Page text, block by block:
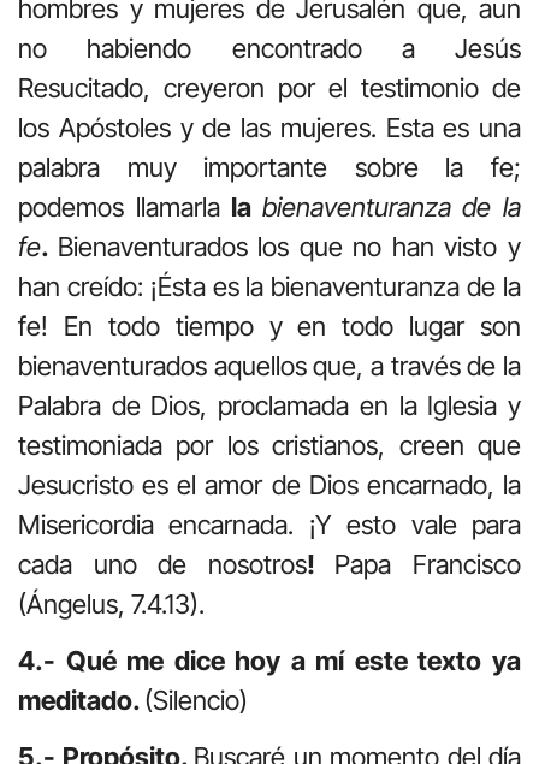
hombres y mujeres de Jerusalén que, aun
no ha­biendo encontrado a Jesús
Resucitado, creyeron por el testimonio de
los Apóstoles y de las mujeres. Esta es una
palabra muy importante sobre la fe;
podemos llamarla la bienaventuranza de la
fe. Bienaventurados los que no han visto y
han creído: ¡Ésta es la bienaventuranza de la
fe! En todo tiempo y en todo lugar son
bienaventurados aquellos que, a través de la
Palabra de Dios, proclamada en la Iglesia y
testimoniada por los cristia­nos, creen que
Jesucristo es el amor de Dios encarnado, la
Misericordia encarnada. ¡Y esto vale para
cada uno de nosotros! Papa Francisco
(Ángelus, 7.4.13).
4.- Qué me dice hoy a mí este texto ya
meditado.(Silencio)
5.- Propósito. Buscaré un momento del día